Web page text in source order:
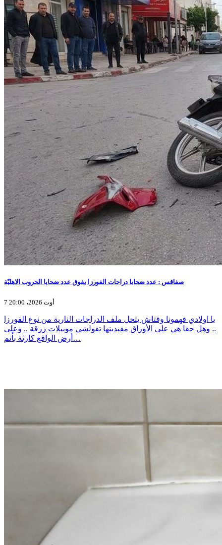
صفاقس : عدد ضحايا دراجات الفورزا يفوق عدد ضحايا الحروب الاهليّة
7 أوت 2026، 20:00
يا اولادي فهمونا وقتاش يتحل ملف الدراجات النارية من نوع الفورزا
.. وهل حقا هي على الأوراق مقيدينها تقولشي موبيلات زرقة .. وعلى
أرض الواقع كارثة بأتم…